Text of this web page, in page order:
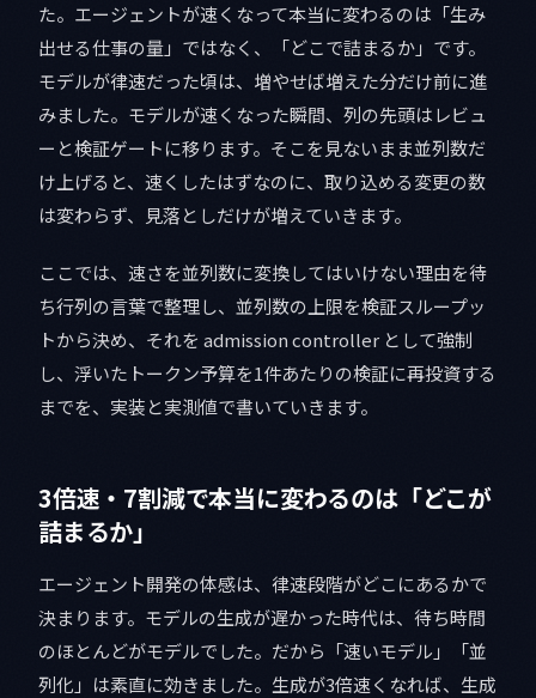
た。エージェントが速くなって本当に変わるのは「生み
出せる仕事の量」ではなく、「どこで詰まるか」です。
モデルが律速だった頃は、増やせば増えた分だけ前に進
みました。モデルが速くなった瞬間、列の先頭はレビュ
ーと検証ゲートに移ります。そこを見ないまま並列数だ
け上げると、速くしたはずなのに、取り込める変更の数
は変わらず、見落としだけが増えていきます。
ここでは、速さを並列数に変換してはいけない理由を待
ち行列の言葉で整理し、並列数の上限を検証スループッ
トから決め、それを admission controller として強制
し、浮いたトークン予算を1件あたりの検証に再投資する
までを、実装と実測値で書いていきます。
3倍速・7割減で本当に変わるのは「どこが
詰まるか」
エージェント開発の体感は、律速段階がどこにあるかで
決まります。モデルの生成が遅かった時代は、待ち時間
のほとんどがモデルでした。だから「速いモデル」「並
列化」は素直に効きました。生成が3倍速くなれば、生成